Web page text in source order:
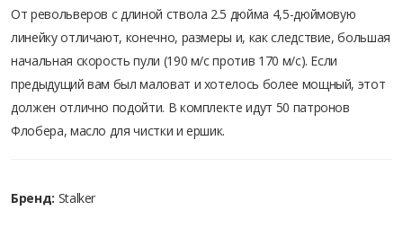
От револьверов с длиной ствола 2.5 дюйма 4,5-дюймовую
линейку отличают, конечно, размеры и, как следствие, большая
начальная скорость пули (190 м/с против 170 м/с). Если
предыдущий вам был маловат и хотелось более мощный, этот
должен отлично подойти. В комплекте идут 50 патронов
Флобера, масло для чистки и ершик.
Бренд: Stalker